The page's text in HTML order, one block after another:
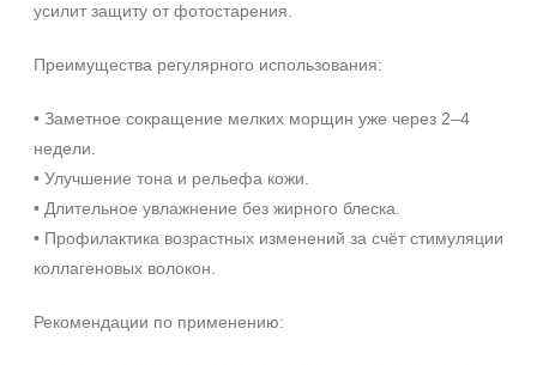
Ежедневный
Для женщин
Процедура
Демакияж
усилит защиту от фотостарения.
Преимущества регулярного использования:
• Заметное сокращение мелких морщин уже через 2–4
недели.
• Улучшение тона и рельефа кожи.
• Длительное увлажнение без жирного блеска.
• Профилактика возрастных изменений за счёт стимуляции
коллагеновых волокон.
Рекомендации по применению: